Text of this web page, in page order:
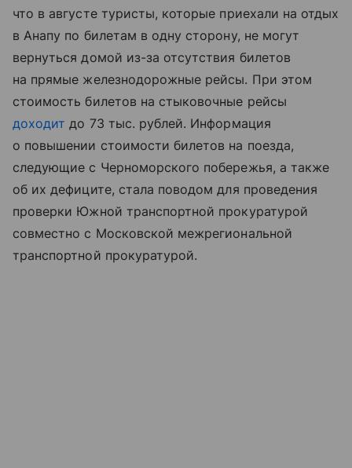
что в августе туристы, которые приехали на отдых
в Анапу по билетам в одну сторону, не могут
вернуться домой из-за отсутствия билетов
на прямые железнодорожные рейсы. При этом
стоимость билетов на стыковочные рейсы
доходит до 73 тыс. рублей. Информация
о повышении стоимости билетов на поезда,
следующие с Черноморского побережья, а также
об их дефиците, стала поводом для проведения
проверки Южной транспортной прокуратурой
совместно с Московской межрегиональной
транспортной прокуратурой.